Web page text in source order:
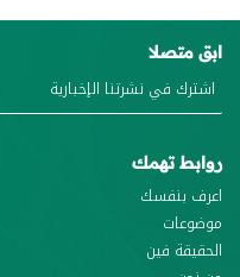
ابق متصلا
روابط تهمك
اعرف بنفسك
موضوعات
الحقيقة فين